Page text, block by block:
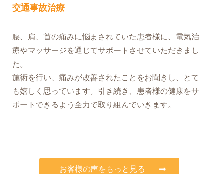
交通事故治療
腰、肩、首の痛みに悩まされていた患者様に、電気治
療やマッサージを通じてサポートさせていただきまし
た。
施術を行い、痛みが改善されたことをお聞きし、とて
も嬉しく思っています。引き続き、患者様の健康をサ
ポートできるよう全力で取り組んでいきます。
お客様の声をもっと見る